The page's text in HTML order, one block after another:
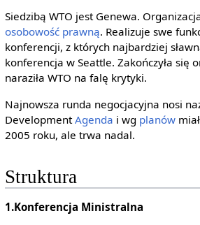
Siedzibą WTO jest Genewa.
osobowość prawną. Realizuje swe
konferencji, z których najbardziej
konferencja w Seattle. Zakończyła się
naraziła WTO na falę krytyki.
Najnowsza runda negocjacyjna nosi
DevelopmentAgenda i wg planów
2005 roku, ale trwa nadal.
Struktura
1.Konferencja Ministralna